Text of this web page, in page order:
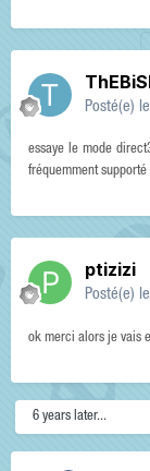
Posté(e)
essaye le mode
fréquemment
ptizizi
Posté(e)
ok merci alors je vais
6 years later...